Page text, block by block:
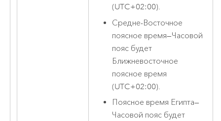
(UTC+02:00).
Средне-Восточное
поясное время—Часовой
пояс будет
Ближневосточное
поясное время
(UTC+02:00).
Поясное время Египта—
Часовой пояс будет